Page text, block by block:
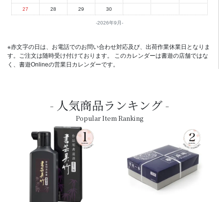
2026年9月
27 28 29 30
※赤文字の日は、お電話でのお問い合わせ対応及び、出荷作業休業日となりま
す。ご注文は随時受け付けております。 このカレンダーは書遊の店舗ではな
く、書遊Onlineの営業日カレンダーです。
人気商品ランキング
Popular Item Ranking